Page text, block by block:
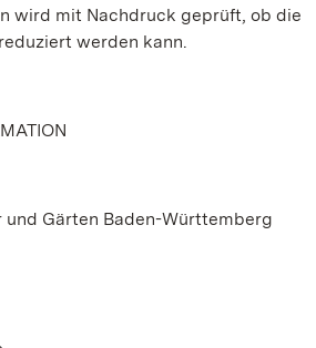
wird mit Nachdruck geprüft, ob die
werden kann.
Gärten Baden-Württemberg